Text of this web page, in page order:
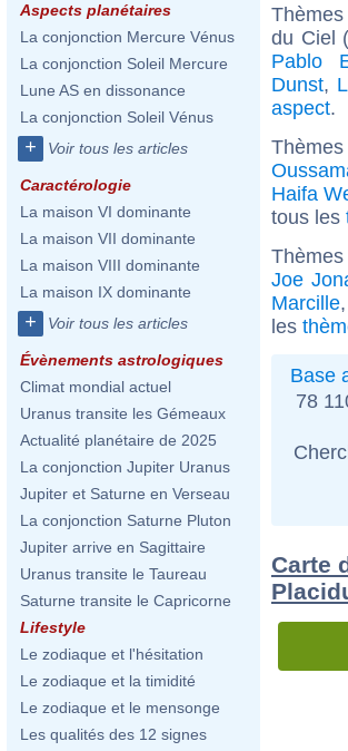
Aspects planétaires
La conjonction Mercure Vénus
La conjonction Soleil Mercure
Lune AS en dissonance
La conjonction Soleil Vénus
+ Voir tous les articles
Caractérologie
La maison VI dominante
La maison VII dominante
La maison VIII dominante
La maison IX dominante
+ Voir tous les articles
Évènements astrologiques
Climat mondial actuel
Uranus transite les Gémeaux
Actualité planétaire de 2025
La conjonction Jupiter Uranus
Jupiter et Saturne en Verseau
La conjonction Saturne Pluton
Jupiter arrive en Sagittaire
Uranus transite le Taureau
Saturne transite le Capricorne
Lifestyle
Le zodiaque et l'hésitation
Le zodiaque et la timidité
Le zodiaque et le mensonge
Les qualités des 12 signes
du Ciel
Pablo
Dunst,
aspect.
Haifa
tous les
Joe
Marcille,
les
Base
78
Carte